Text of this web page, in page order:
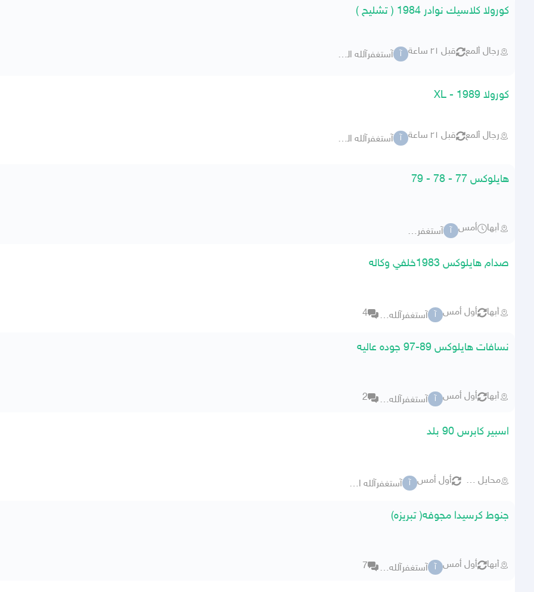
كورولا كلاسيك نوادر 1984 ( تشليح )
رجال ألمع قبل ٢١ ساعة آ آستغفرآلله العظيم
كورولا 1989 - XL
رجال ألمع قبل ٢١ ساعة آ آستغفرآلله العظيم
هايلوكس 77 - 78 - 79
أبها أمس آ آستغفرآلله العظيم
صدام هايلوكس 1983خلفي وكاله
أبها أول أمس آ آستغفرآلله العظيم 4
نسافات هايلوكس 89-97 جوده عاليه
أبها أول أمس آ آستغفرآلله العظيم 2
اسبير كابرس 90 بلد
محايل عسير أول أمس آ آستغفرآلله العظيم
جنوط كرسيدا مجوفه( تبريزه)
أبها أول أمس آ آستغفرآلله العظيم 7